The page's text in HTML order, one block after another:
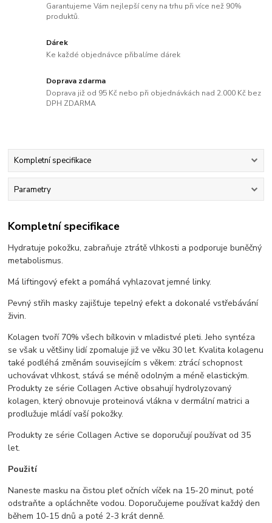
Garantujeme Vám nejlepší ceny na trhu při více než 90%
produktů.
Dárek
Ke každé objednávce přibalíme dárek
Doprava zdarma
Doprava již od 95 Kč nebo při objednávkách nad 2.000 Kč bez
DPH ZDARMA
Kompletní specifikace
Parametry
Kompletní specifikace
Hydratuje pokožku, zabraňuje ztrátě vlhkosti a podporuje buněčný
metabolismus.
Má liftingový efekt a pomáhá vyhlazovat jemné linky.
Pevný střih masky zajišťuje tepelný efekt a dokonalé vstřebávání
živin.
Kolagen tvoří 70% všech bílkovin v mladistvé pleti. Jeho syntéza
se však u většiny lidí zpomaluje již ve věku 30 let. Kvalita kolagenu
také podléhá změnám souvisejícím s věkem: ztrácí schopnost
uchovávat vlhkost, stává se méně odolným a méně elastickým.
Produkty ze série Collagen Active obsahují hydrolyzovaný
kolagen, který obnovuje proteinová vlákna v dermální matrici a
prodlužuje mládí vaší pokožky.
Produkty ze série Collagen Active se doporučují používat od 35
let.
Použití
Naneste masku na čistou pleť očních víček na 15-20 minut, poté
odstraňte a opláchněte vodou. Doporučujeme používat každý den
během 10-15 dnů a poté 2-3 krát denně.